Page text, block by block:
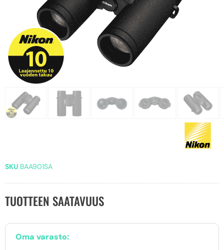
SKU BAA901SA
TUOTTEEN SAATAVUUS
Oma varasto: